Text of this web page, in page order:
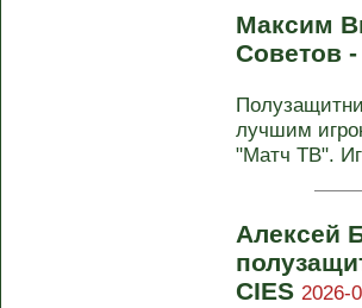
Максим
Советов
лучшим
"Матч ТВ".
Алексей
CIES 2026-